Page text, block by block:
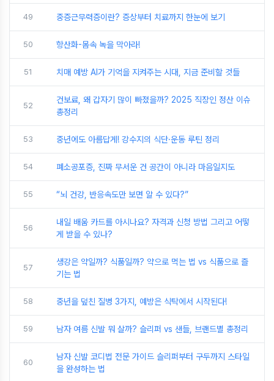
49 중증근무력증이란? 증상부터 치료까지 한눈에 보기
50 항산화-몸속 녹을 막아라!
51 치매 예방 AI가 기억을 지켜주는 시대, 지금 준비할 것들
52
건보료, 왜 갑자기 많이 빠졌을까? 2025 직장인 정산 이슈
총정리
53 중년에도 아름답게! 강수지의 식단·운동 루틴 정리
54 폐소공포증, 진짜 무서운 건 공간이 아니라 마음일지도
55 “뇌 건강, 반응속도만 보면 알 수 있다?”
56
내일 배움 카드를 아시나요? 자격과 신청 방법 그리고 어떻
게 받을 수 있나?
57
생강은 약일까? 식품일까? 약으로 먹는 법 vs 식품으로 즐
기는 법
58 중년을 덮친 질병 3가지, 예방은 식탁에서 시작된다!
59 남자 여름 신발 뭐 살까? 슬리퍼 vs 샌들, 브랜드별 총정리
60
남자 신발 코디법 전문 가이드 슬리퍼부터 구두까지 스타일
을 완성하는 법